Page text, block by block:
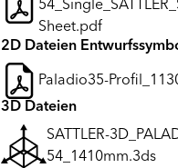
Sheet.pdf
2D Dateien
Paladio35-
3D Dateien
SATTLER-
54_1410mm.3ds